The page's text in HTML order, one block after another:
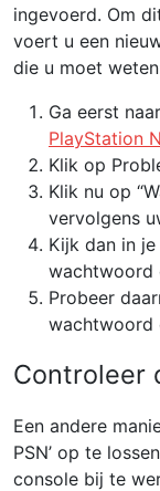
ingevoerd. Om
voert u een
die u moet
Ga eerst
PlayStation
Klik op
Klik nu op
vervolgens
Kijk dan in
wachtwoord
Probeer
wachtwoord
Controleer
Een andere
PSN’ op te
console bij te